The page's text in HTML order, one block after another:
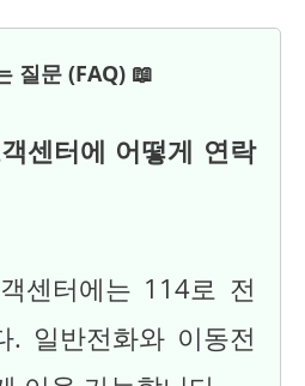
질문 (FAQ) 📖
센터에 어떻게 연락
센터에는 114로 전
. 일반전화와 이동전